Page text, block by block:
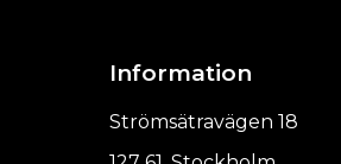
Information
Strömsätravägen 18